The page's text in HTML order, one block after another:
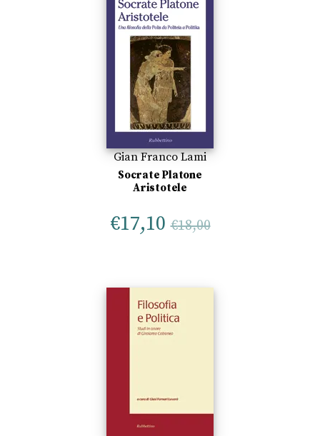
Gian Franco Lami
Socrate Platone
Aristotele
€17,10 €18,00